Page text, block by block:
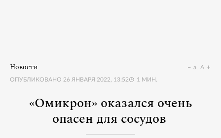
Новости
ОПУБЛИКОВАНО 26 ЯНВАРЯ 2022, 13:52 1 МИН.
a A
«Омикрон» оказался очень
опасен для сосудов